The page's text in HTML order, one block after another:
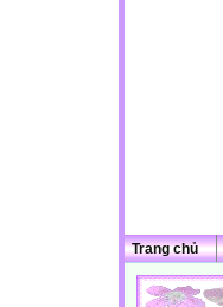
Trang chủ